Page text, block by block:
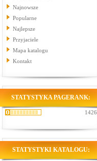
Najnowsze
Popularne
Najlepsze
Przyjaciele
Mapa katalogu
Kontakt
STATYSTYKA PAGERANK:
1426
STATYSTYKI KATALOGU: